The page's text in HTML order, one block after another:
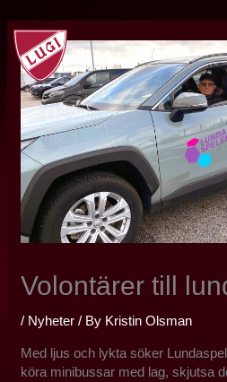
Skip
content
Volontärer till
/ Nyheter / By Kristin Olsman
Med ljus och lykta söker
köra minibussar med lag, skjutsa